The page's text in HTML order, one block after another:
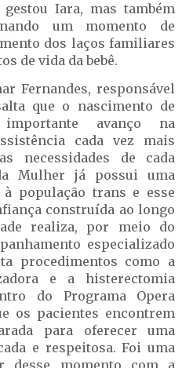
Iara, mas também
um momento de
dos laços familiares
de vida da bebê.
Fernandes, responsável
que o nascimento de
avanço na
cada vez mais
necessidades de cada
Mulher já possui uma
população trans e esse
construída ao longo
realiza, por meio do
especializado
procedimentos como a
e a histerectomia
do Programa Opera
os pacientes encontrem
para oferecer uma
e respeitosa. Foi uma
desse momento com a